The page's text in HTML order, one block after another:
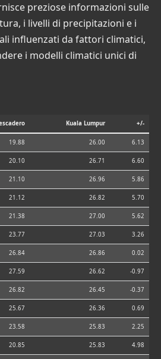
preziose informazioni sulle
i livelli di precipitazioni e i
influenzati da fattori climatici,
i modelli climatici unici di
Kuala Lumpur +/-
19.88 26.00 6.13
20.10 26.71 6.60
21.10 26.96 5.86
21.12 26.82 5.70
21.38 27.00 5.62
23.77 27.03 3.26
26.84 26.86 0.02
27.59 26.62 -0.97
26.82 26.45 -0.37
25.67 26.36 0.69
23.58 25.83 2.25
20.85 25.83 4.98